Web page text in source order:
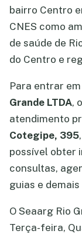
bairro Centro
CNES como
de saúde de
do Centro e
Para entrar
Grande LTDA, o
atendimento
Cotegipe, 395
possível obter
consultas,
guias e
O Seaarg Rio
Terça-feira,